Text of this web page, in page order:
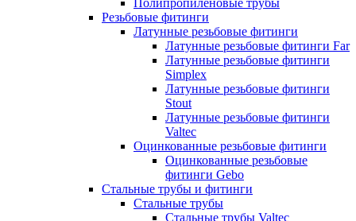
Полипропиленовые трубы
Резьбовые фитинги
Латунные резьбовые фитинги
Латунные резьбовые фитинги Far
Латунные резьбовые фитинги
Simplex
Латунные резьбовые фитинги
Stout
Латунные резьбовые фитинги
Valtec
Оцинкованные резьбовые фитинги
Оцинкованные резьбовые
фитинги Gebo
Стальные трубы и фитинги
Стальные трубы
Стальные трубы Valtec